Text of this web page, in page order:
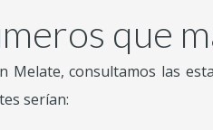
que
consultamos las
serían: